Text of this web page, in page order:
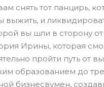
снять тот панцирь,
выжить, и
вы шли в сторону от
Ирины, которая
пройти путь от
образованием до
бизнесвумен,